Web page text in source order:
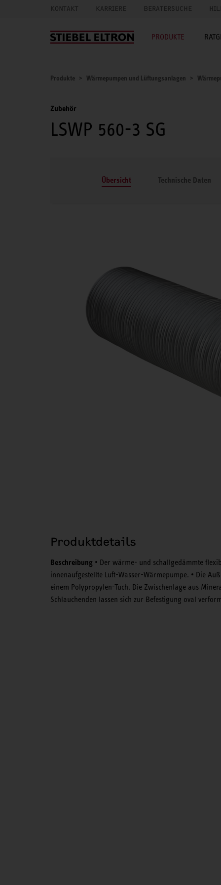
KONTAKT KARRIERE BERATERSUCHE
PRODUKTE
Produkte Wärmepumpen und Lüftungsanlagen
Zubehör
LSWP 560-3 SG
Übersicht Technische Daten
Produktdetails
Beschreibung • Der wärme- und schallgedämmte
innenaufgestellte Luft-Wasser-Wärmepumpe. • Die
einem Polypropylen-Tuch. Die Zwischenlage aus
Schlauchenden lassen sich zur Befestigung oval